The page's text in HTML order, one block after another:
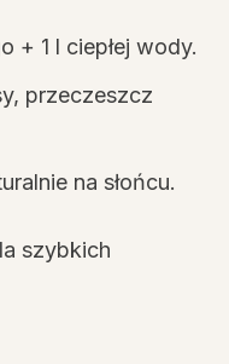
+ 1 l ciepłej wody.
przeczeszcz
na słońcu.
szybkich